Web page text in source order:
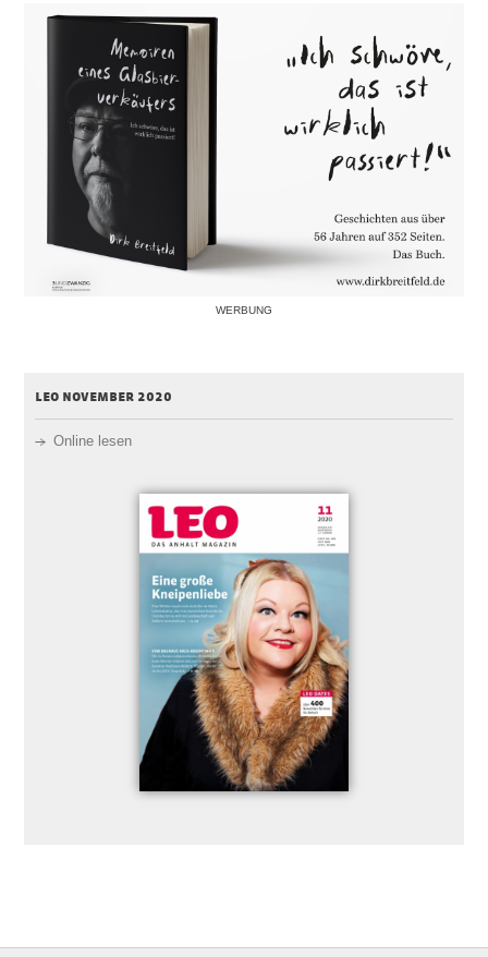
WERBUNG
leo november 2020
Online lesen